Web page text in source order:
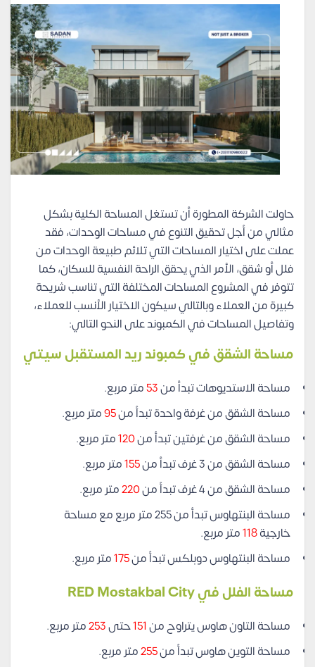
حاولت الشركة المطورة أن تستغل المساحة الكلية بشكل
مثالي من أجل تحقيق التنوع في مساحات الوحدات، فقد
عملت على اختيار المساحات التي تلائم طبيعة الوحدات من
فلل أو شقق، الأمر الذي يحقق الراحة النفسية للسكان، كما
تتوفر في المشروع المساحات المختلفة التي تناسب شريحة
كبيرة من العملاء وبالتالي سيكون الاختيار الأنسب للعملاء،
وتفاصيل المساحات في الكمبوند على النحو التالي:
مساحة الشقق في كمبوند ريد المستقبل سيتي
مساحة الاستديوهات تبدأ من53متر مربع.
مساحة الشقق من غرفة واحدة تبدأ من95متر مربع.
مساحة الشقق من غرفتين تبدأ من120متر مربع.
مساحة الشقق من 3 غرف تبدأ من
155متر مربع.
مساحة الشقق من 4 غرف تبدأ من
220متر مربع.
مساحة البنتهاوس تبدأ من 255 متر مربع مع مساحة
خارجية118متر مربع.
مساحة البنتهاوس دوبلكس تبدأ من175متر مربع.
مساحة الفلل في RED Mostakbal City
مساحة التاون هاوس يتراوح من151حتى253متر مربع.
مساحة التوين هاوس تبدأ من255متر مربع.